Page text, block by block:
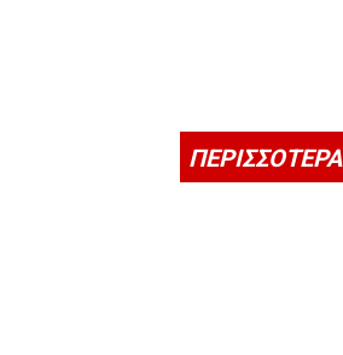
ΠΕΡΙΣΣΟΤΕΡΑ